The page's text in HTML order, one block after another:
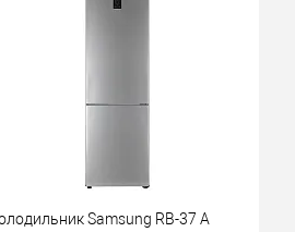
Samsung RB-37 A